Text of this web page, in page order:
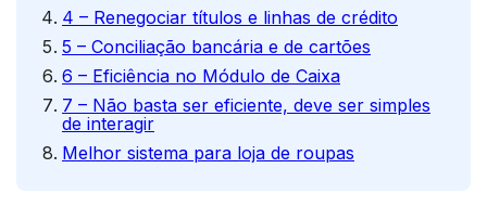
4 – Renegociar títulos e linhas de crédito
5 – Conciliação bancária e de cartões
6 – Eficiência no Módulo de Caixa
7 – Não basta ser eficiente, deve ser simples
de interagir
Melhor sistema para loja de roupas